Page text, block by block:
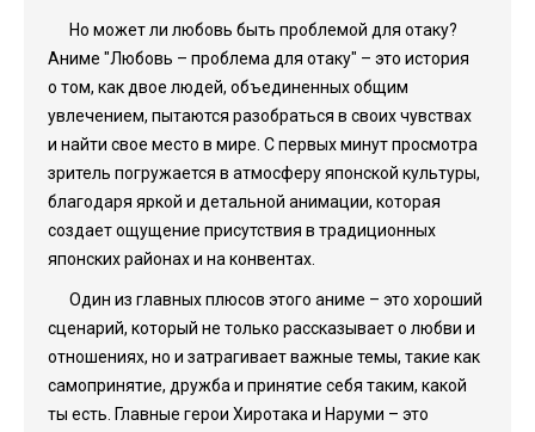
Но может ли любовь быть проблемой для отаку?
Аниме "Любовь – проблема для отаку" – это история
о том, как двое людей, объединенных общим
увлечением, пытаются разобраться в своих чувствах
и найти свое место в мире. С первых минут просмотра
зритель погружается в атмосферу японской культуры,
благодаря яркой и детальной анимации, которая
создает ощущение присутствия в традиционных
японских районах и на конвентах.
Один из главных плюсов этого аниме – это хороший
сценарий, который не только рассказывает о любви и
отношениях, но и затрагивает важные темы, такие как
самопринятие, дружба и принятие себя таким, какой
ты есть. Главные герои Хиротака и Наруми – это